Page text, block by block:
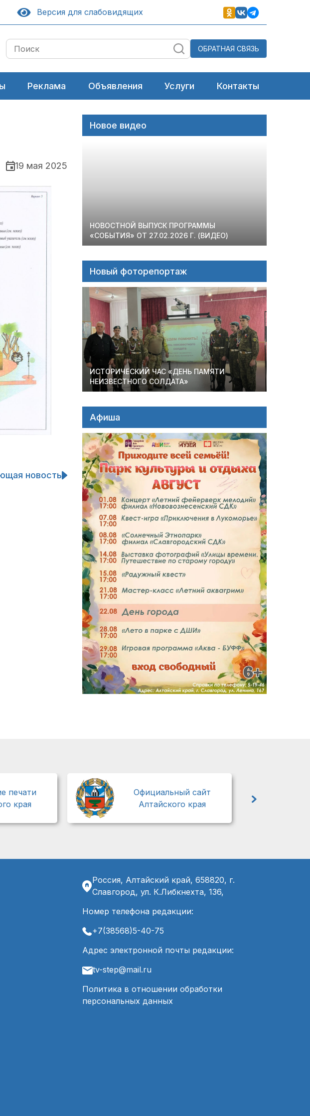
Версия для слабовидящих
ОБРАТНАЯ СВЯЗЬ
Реклама Объявления Услуги Контакты
19 мая 2025
новость
Новое видео
НОВОСТНОЙ ВЫПУСК ПРОГРАММЫ
«СОБЫТИЯ» ОТ 27.02.2026 Г. (ВИДЕО)
Новый фоторепортаж
ИСТОРИЧЕСКИЙ ЧАС «ДЕНЬ ПАМЯТИ
НЕИЗВЕСТНОГО СОЛДАТА»
Афиша
печати
края
Официальный сайт
Алтайского края
Россия, Алтайский край, 658820, г.
Славгород, ул. К.Либкнехта, 136,
Номер телефона редакции:
+7(38568)5-40-75
Адрес электронной почты редакции:
tv-step@mail.ru
Политика в отношении обработки
персональных данных